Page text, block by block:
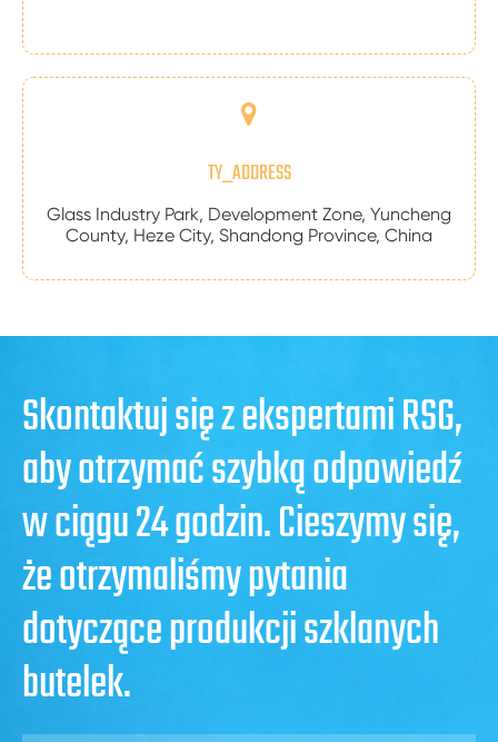
TY_ADDRESS
Glass Industry Park, Development Zone, Yuncheng
County, Heze City, Shandong Province, China
Skontaktuj się z ekspertami RSG,
aby otrzymać szybką odpowiedź
w ciągu 24 godzin. Cieszymy się,
że otrzymaliśmy pytania
dotyczące produkcji szklanych
butelek.